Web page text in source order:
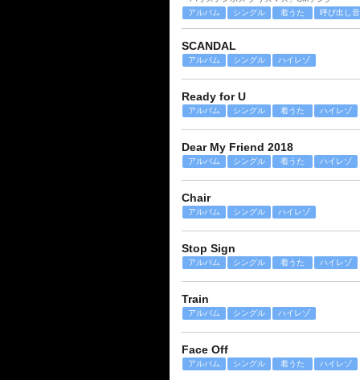
アルバム
シングル 着うた 呼び出し音
SCANDAL
アルバム シングル ハイレゾ
Ready for U
アルバム シングル 着うた ハイレゾ
Dear My Friend 2018
アルバム シングル 着うた ハイレゾ
Chair
アルバム シングル ハイレゾ
Stop Sign
アルバム シングル 着うた ハイレゾ
Train
アルバム シングル ハイレゾ
Face Off
アルバム シングル 着うた ハイレゾ